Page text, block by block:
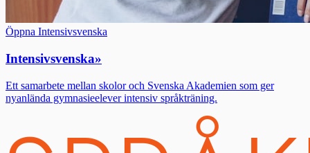
Öppna Intensivsvenska
Intensivsvenska»
Ett samarbete mellan skolor och Svenska Akademien som ger
nyanlända gymnasieelever intensiv språkträning.